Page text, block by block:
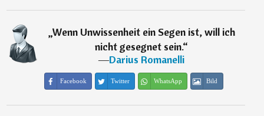
„Wenn Unwissenheit ein Segen ist, will ich
nicht gesegnet sein.“
―Darius Romanelli
Facebook Twitter WhatsApp Bild